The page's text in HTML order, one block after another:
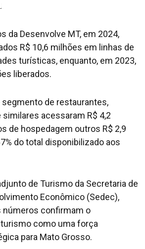
da Desenvolve MT, em 2024,
R$ 10,6 milhões em linhas de
turísticas, enquanto, em 2023,
liberados.
segmento de restaurantes,
acessaram R$ 4,2
de hospedagem outros R$ 2,9
do total disponibilizado aos
de Turismo da Secretaria de
Econômico (Sedec),
números confirmam o
como uma força
para Mato Grosso.